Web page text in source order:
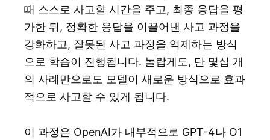
때 스스로 사고할 시간을 주고, 최종 응답을 평
가한 뒤, 정확한 응답을 이끌어낸 사고 과정을
강화하고, 잘못된 사고 과정을 억제하는 방식
으로 학습이 진행됩니다. 놀랍게도, 단 몇십 개
의 사례만으로도 모델이 새로운 방식으로 효과
적으로 사고할 수 있게 됩니다.
이 과정은 OpenAI가 내부적으로 GPT-4나 O1